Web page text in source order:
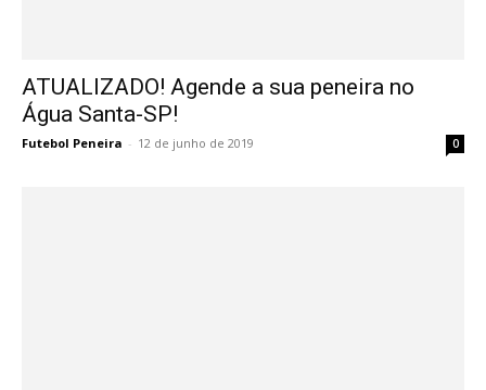
ATUALIZADO! Agende a sua peneira no
Água Santa-SP!
Futebol Peneira - 12 de junho de 2019 0